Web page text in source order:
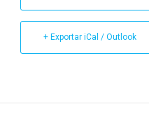
+ Exportar iCal / Outlook